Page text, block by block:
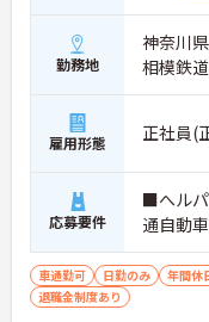
勤務地
神奈川
相模鉄
雇用形態 正社員(
応募要件
■へル
通自動
車通勤可 日勤のみ 年間休
退職金制度あり